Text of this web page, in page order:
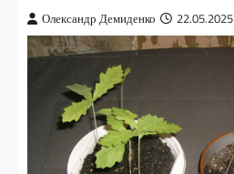
Олександр Демиденко 22.05.2025